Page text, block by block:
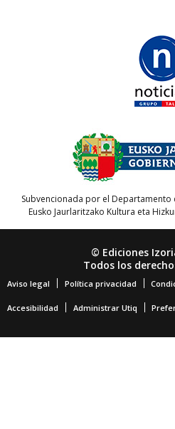
Subvencionada por el Departamento
Eusko Jaurlaritzako Kultura eta
© Ediciones
Todos los
Aviso legal Política privacidad
Accesibilidad Administrar Utiq